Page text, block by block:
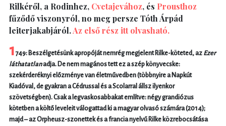
Rilkéről, a Rodinhez, Cvetajevához, és Prousthoz
fűződő viszonyról, no meg persze Tóth Árpád
leiterjakabjáról.Az első rész itt olvasható.
1749: Beszélgetésünk apropóját nemrég megjelent Rilke-köteted, az Ezer
láthatatlanadja. De nem magános tett ez a szép könyvecske:
szekérderéknyi előzménye van életművedben (többnyire a Napkút
Kiadóval, de gyakran a Cédrussal és a Scolarral állsz ilyenkor
szövetségben). Csak a legvaskosabbakat említve: négy grandiózus
kötetben a költő leveleit válogattad ki a magyar olvasó számára (2014);
majd – az Orpheusz-szonettek és a francia nyelvű Rilke közrebocsátása